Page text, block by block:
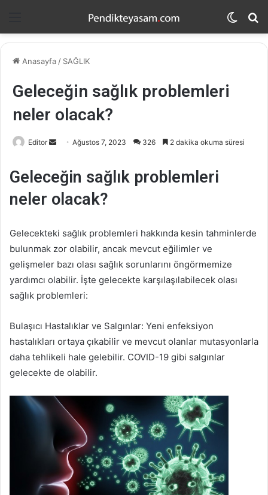
Dış
Anasayfa/ SAĞLIK
Geleceğin sağlık problemleri
neler olacak?
Editor
e
-
o
g
ö
d
e
r
m
k
Ağustos 7, 2023 326 2 dakika okuma süresi
Geleceğin sağlık problemleri
neler olacak?
Gelecekteki sağlık problemleri hakkında kesin tahminlerde
bulunmak zor olabilir, ancak mevcut eğilimler ve
gelişmeler bazı olası sağlık sorunlarını öngörmemize
yardımcı olabilir. İşte gelecekte karşılaşılabilecek olası
sağlık problemleri:
Bulaşıcı Hastalıklar ve Salgınlar: Yeni enfeksiyon
hastalıkları ortaya çıkabilir ve mevcut olanlar mutasyonlarla
daha tehlikeli hale gelebilir. COVID-19 gibi salgınlar
gelecekte de olabilir.